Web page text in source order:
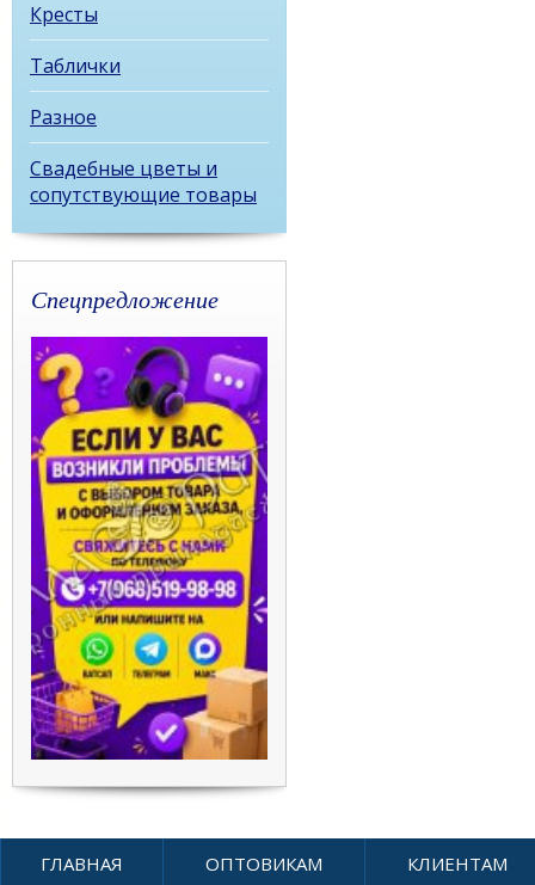
Кресты
Таблички
Разное
Свадебные цветы и
сопутствующие товары
Спецпредложение
ГЛАВНАЯ ОПТОВИКАМ КЛИЕНТАМ